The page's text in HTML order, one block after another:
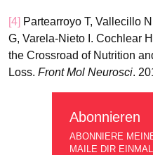
[4] Partearroyo T, Vallecillo
G, Varela-Nieto I. Cochlear
the Crossroad of Nutrition
Loss. Front Mol Neurosci.
Abonnieren
ABONNIERE
MAILE DIR